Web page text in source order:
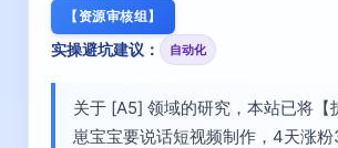
【资源审核组】
实操避坑建议： 自动化
关于 [A5] 领域的研究，本站已将【
崽宝宝要说话短视频制作，4天涨